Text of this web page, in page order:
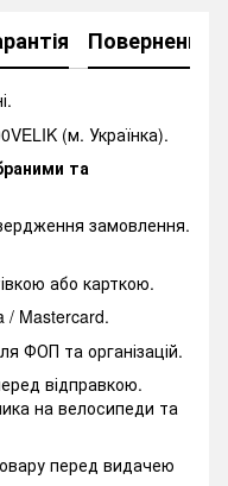
Повернення
(м. Українка).
та
замовлення.
або карткою.
/ Mastercard.
ФОП та організацій.
відправкою.
на велосипеди та
перед видачею